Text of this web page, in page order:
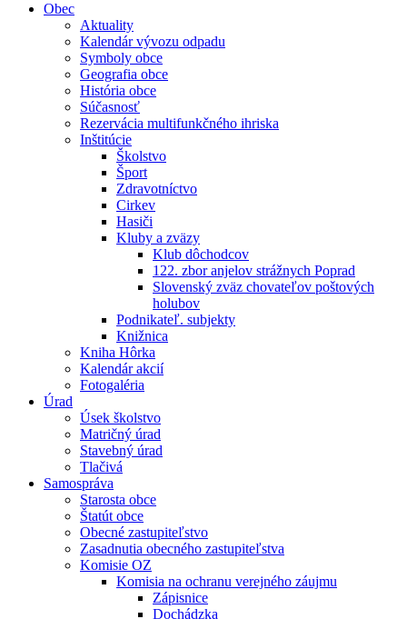
Obec
Aktuality
Kalendár vývozu odpadu
Symboly obce
Geografia obce
História obce
Súčasnosť
Rezervácia multifunkčného ihriska
Inštitúcie
Školstvo
Šport
Zdravotníctvo
Cirkev
Hasiči
Kluby a zväzy
Klub dôchodcov
122. zbor anjelov strážnych Poprad
Slovenský zväz chovateľov poštových
holubov
Podnikateľ. subjekty
Knižnica
Kniha Hôrka
Kalendár akcií
Fotogaléria
Úrad
Úsek školstvo
Matričný úrad
Stavebný úrad
Tlačivá
Samospráva
Starosta obce
Štatút obce
Obecné zastupiteľstvo
Zasadnutia obecného zastupiteľstva
Komisie OZ
Komisia na ochranu verejného záujmu
Zápisnice
Dochádzka